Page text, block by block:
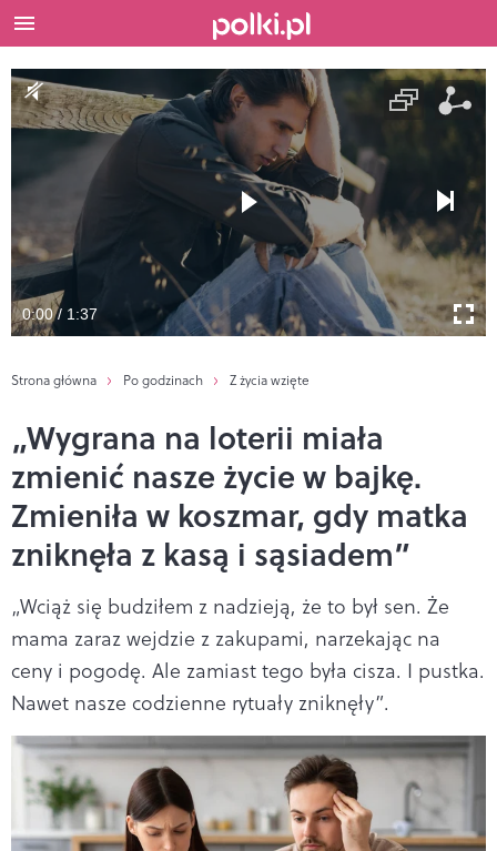
0:00 / 1:37
Strona główna Po godzinach Z życia wzięte
„Wygrana na loterii miała
zmienić nasze życie w bajkę.
Zmieniła w koszmar, gdy matka
zniknęła z kasą i sąsiadem”
„Wciąż się budziłem z nadzieją, że to był sen. Że
mama zaraz wejdzie z zakupami, narzekając na
ceny i pogodę. Ale zamiast tego była cisza. I pustka.
Nawet nasze codzienne rytuały zniknęły”.